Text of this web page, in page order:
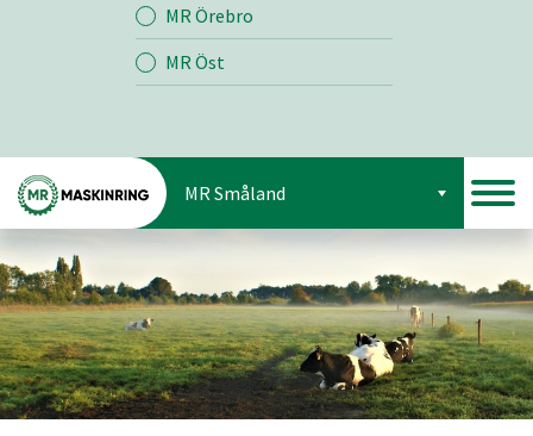
MR Örebro
MR Öst
MR Småland